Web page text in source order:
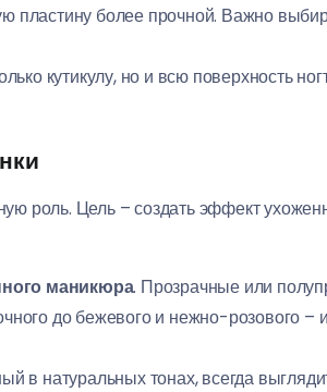
пластину более прочной. Важно
кутикулу, но и всю поверхность
роль. Цель – создать эффект
маникюра. Прозрачные или
до бежевого и нежно-розового –
в натуральных тонах, всегда